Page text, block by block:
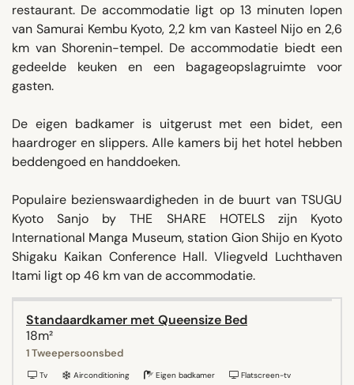
restaurant. De accommodatie ligt op 13 minuten lopen
van Samurai Kembu Kyoto, 2,2 km van Kasteel Nijo en 2,6
km van Shorenin-tempel. De accommodatie biedt een
gedeelde keuken en een bagageopslagruimte voor
gasten.
De eigen badkamer is uitgerust met een bidet, een
haardroger en slippers. Alle kamers bij het hotel hebben
beddengoed en handdoeken.
Populaire bezienswaardigheden in de buurt van TSUGU
Kyoto Sanjo by THE SHARE HOTELS zijn Kyoto
International Manga Museum, station Gion Shijo en Kyoto
Shigaku Kaikan Conference Hall. Vliegveld Luchthaven
Itami ligt op 46 km van de accommodatie.
Standaardkamer met Queensize Bed
18m²
1 Tweepersoonsbed
Tv Airconditioning Eigen badkamer Flatscreen-tv